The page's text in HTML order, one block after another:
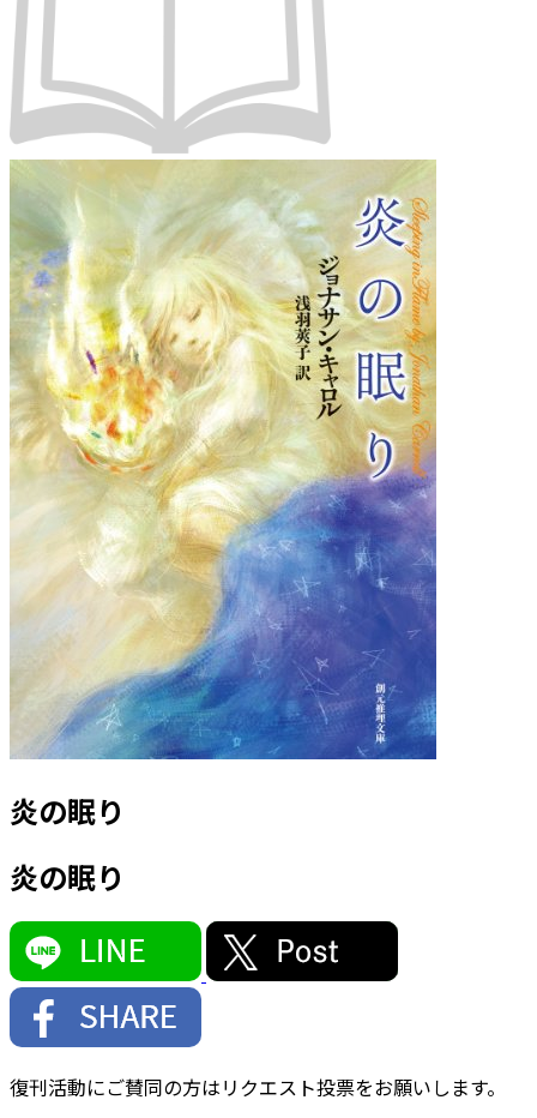
炎の眠り
炎の眠り
復刊活動にご賛同の方はリクエスト投票をお願いします。